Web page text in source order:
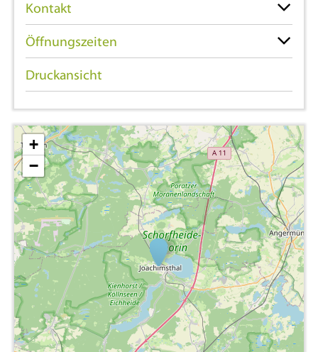
Kontakt
Öffnungszeiten
Druckansicht
+
−